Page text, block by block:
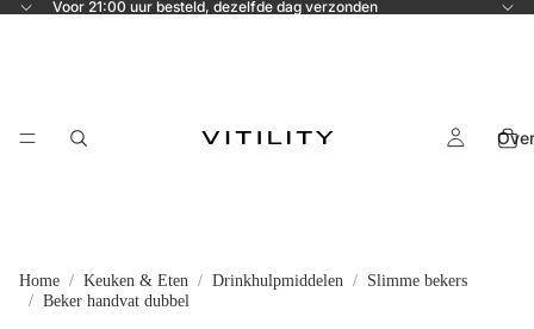
Voor 21:00 uur besteld, dezelfde dag verzonden
Over
Home Keuken & Eten Drinkhulpmiddelen
Slimme bekers
Beker handvat dubbel